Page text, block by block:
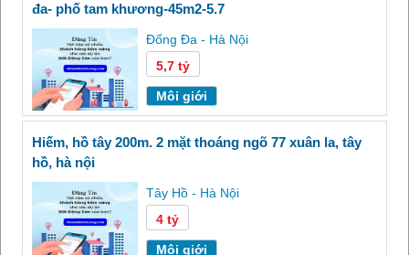
đa- phố tam khương-45m2-5.7
Đống Đa - Hà Nội
5,7 tỷ
Môi giới
hiếm, hồ tây 200m. 2 mặt thoáng ngõ 77 xuân la, tây
hồ, hà nội
Tây Hồ - Hà Nội
4 tỷ
Môi giới